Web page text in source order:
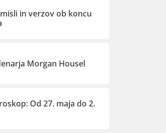
in verzov ob koncu
Morgan Housel
Od 27. maja do 2.